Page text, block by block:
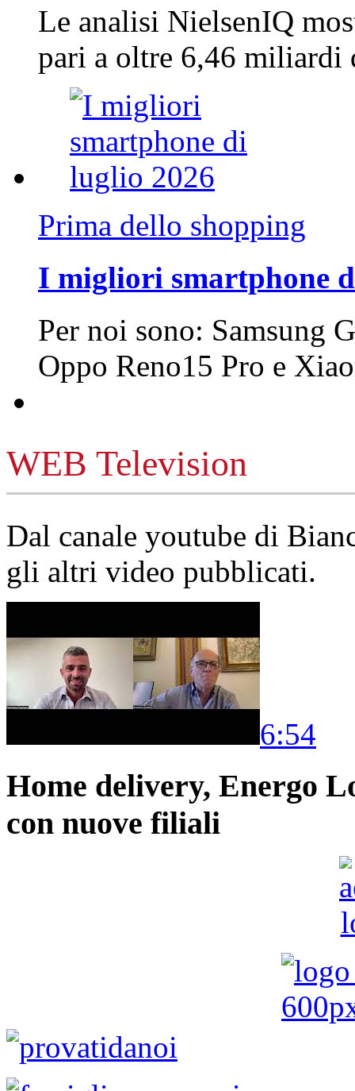
Le analisi NielsenIQ
pari a oltre 6,46
Prima dello shopping
I migliori smartphone
Per noi sono: Samsung
Oppo Reno15 Pro e
WEB Television
Dal canale youtube di
gli altri video pubblicati.
6:54
Home delivery, Energo
con nuove filiali